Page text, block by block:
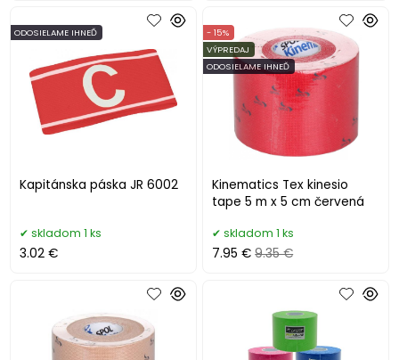
Kapitánska páska JR 6002
ODOSIELAME IHNEĎ
skladom 1 ks
3.02 €
Kinematics Tex kinesio
tape 5 m x 5 cm červená
- 15%
VÝPREDAJ
ODOSIELAME IHNEĎ
skladom 1 ks
7.95 € 9.35 €